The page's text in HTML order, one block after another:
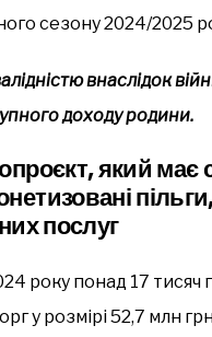
сезону 2024/2025
внаслідок
доходу родини.
який
послуг
року понад 17 тисяч
у розмірі 52,7 млн